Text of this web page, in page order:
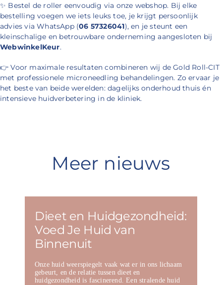
✨ Bestel de roller eenvoudig via onze webshop. Bij elke
bestelling voegen we iets leuks toe, je krijgt persoonlijk
advies via WhatsApp (06 57326041), en je steunt een
kleinschalige en betrouwbare onderneming aangesloten bij
WebwinkelKeur.
👉 Voor maximale resultaten combineren wij de Gold Roll-CIT
met professionele microneedling behandelingen. Zo ervaar je
het beste van beide werelden: dagelijks onderhoud thuis én
intensieve huidverbetering in de kliniek.
Meer nieuws
Dieet en Huidgezondheid:
Voed Je Huid van
Binnenuit
Onze huid weerspiegelt vaak wat er in ons lichaam
gebeurt, en de relatie tussen dieet en
huidgezondheid is fascinerend. Een stralende huid